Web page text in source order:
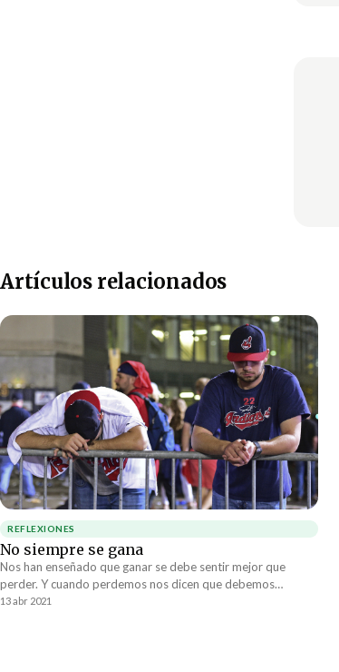
Artículos relacionados
REFLEXIONES
No siempre se gana
Nos han enseñado que ganar se debe sentir mejor que
perder. Y cuando perdemos nos dicen que debemos
aprender a ser buenos perdedores. Realmente pareciera ser
13 abr 2021